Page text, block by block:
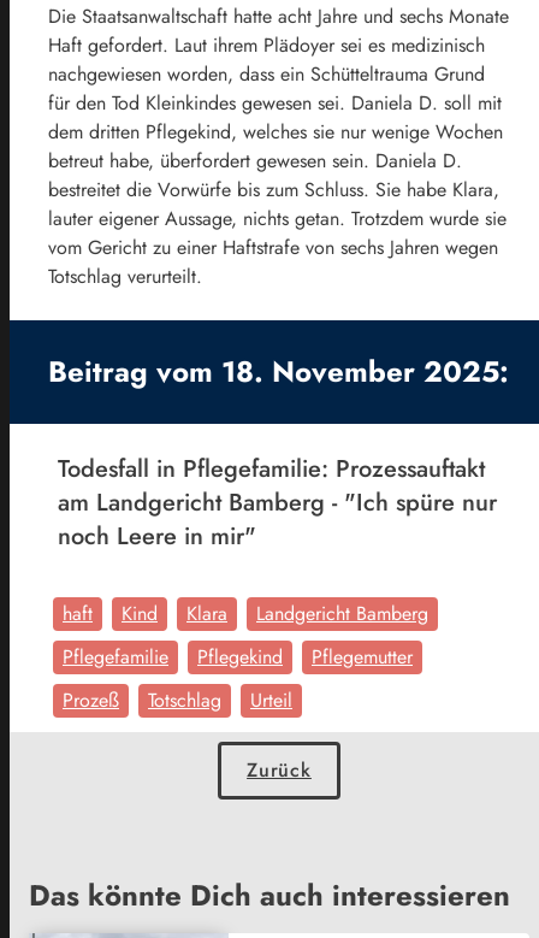
Die Staatsanwaltschaft hatte acht Jahre und sechs Monate
Haft gefordert. Laut ihrem Plädoyer sei es medizinisch
nachgewiesen worden, dass ein Schütteltrauma Grund
für den Tod Kleinkindes gewesen sei. Daniela D. soll mit
dem dritten Pflegekind, welches sie nur wenige Wochen
betreut habe, überfordert gewesen sein. Daniela D.
bestreitet die Vorwürfe bis zum Schluss. Sie habe Klara,
lauter eigener Aussage, nichts getan. Trotzdem wurde sie
vom Gericht zu einer Haftstrafe von sechs Jahren wegen
Totschlag verurteilt.
Beitrag vom 18. November 2025:
Todesfall in Pflegefamilie: Prozessauftakt
am Landgericht Bamberg - "Ich spüre nur
noch Leere in mir"
haft Kind Klara
Landgericht Bamberg
Pflegefamilie
Pflegekind
Pflegemutter
Prozeß
Totschlag Urteil
Zurück
Das könnte Dich auch interessieren